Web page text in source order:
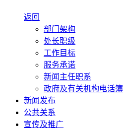
返回
部门架构
处长职级
工作目标
服务承诺
新闻主任职系
政府及有关机构电话簿
新闻发布
公共关系
宣传及推广